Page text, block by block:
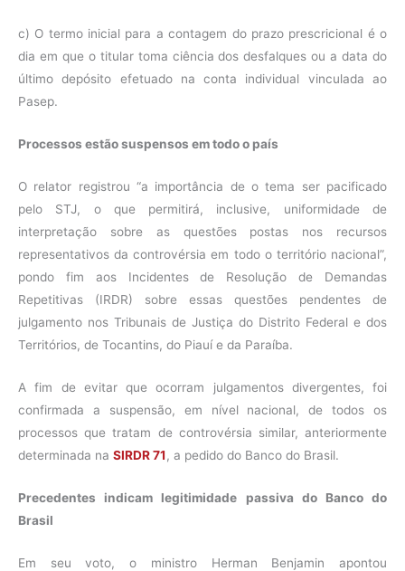
c) O termo inicial para a contagem do prazo prescricional é o
dia em que o titular toma ciência dos desfalques ou a data do
último depósito efetuado na conta individual vinculada ao
Pasep.
Processos estão suspensos em todo o país
O relator registrou “a importância de o tema ser pacificado
pelo STJ, o que permitirá, inclusive, uniformidade de
interpretação sobre as questões postas nos recursos
representativos da controvérsia em todo o território nacional”,
pondo fim aos Incidentes de Resolução de Demandas
Repetitivas (IRDR) sobre essas questões pendentes de
julgamento nos Tribunais de Justiça do Distrito Federal e dos
Territórios, de Tocantins, do Piauí e da Paraíba.
A fim de evitar que ocorram julgamentos divergentes, foi
confirmada a suspensão, em nível nacional, de todos os
processos que tratam de controvérsia similar, anteriormente
determinada na SIRDR 71, a pedido do Banco do Brasil.
Precedentes indicam legitimidade passiva do Banco do
Brasil
Em seu voto, o ministro Herman Benjamin apontou